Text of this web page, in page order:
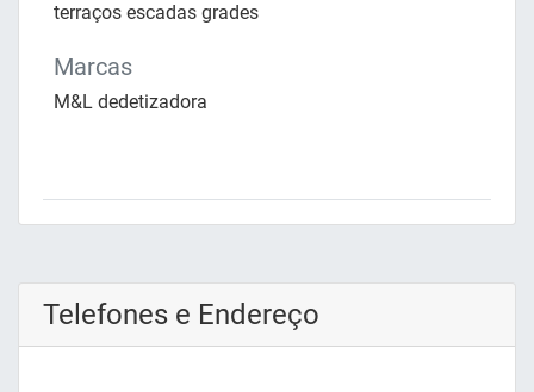
terraços escadas grades
Marcas
M&L dedetizadora
Telefones e Endereço